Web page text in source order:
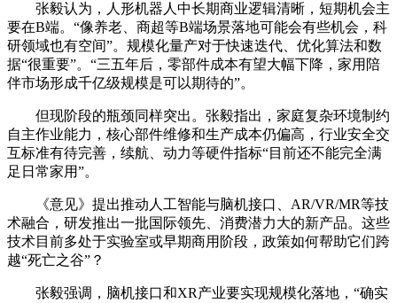
张毅认为，人形机器人中长期商业逻辑清晰，短期机会主
要在B端。“像养老、商超等B端场景落地可能会有些机会，科
研领域也有空间”。规模化量产对于快速迭代、优化算法和数
据“很重要”。“三五年后，零部件成本有望大幅下降，家用陪
伴市场形成千亿级规模是可以期待的”。
但现阶段的瓶颈同样突出。张毅指出，家庭复杂环境制约
自主作业能力，核心部件维修和生产成本仍偏高，行业安全交
互标准有待完善，续航、动力等硬件指标“目前还不能完全满
足日常家用”。
《意见》提出推动人工智能与脑机接口、AR/VR/MR等技
术融合，研发推出一批国际领先、消费潜力大的新产品。这些
技术目前多处于实验室或早期商用阶段，政策如何帮助它们跨
越“死亡之谷”？
张毅强调，脑机接口和XR产业要实现规模化落地，“确实